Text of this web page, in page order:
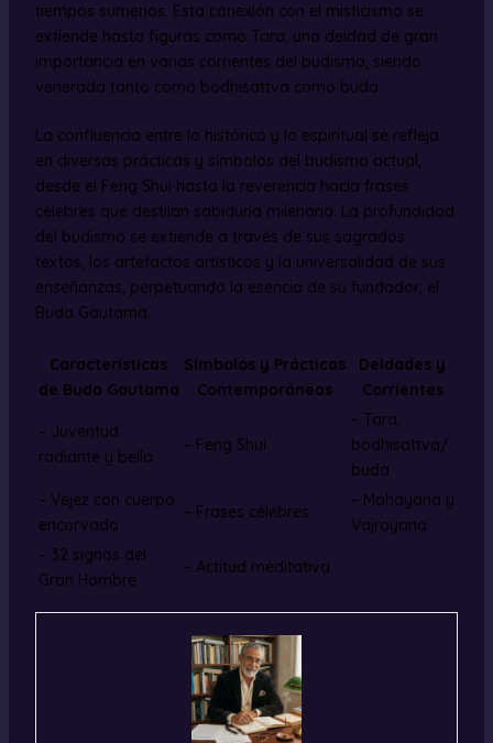
tiempos sumerios. Esta conexión con el misticismo se
extiende hasta figuras como Tara, una deidad de gran
importancia en varias corrientes del budismo, siendo
venerada tanto como bodhisattva como buda.
La confluencia entre lo histórico y lo espiritual se refleja
en diversas prácticas y símbolos del budismo actual,
desde el Feng Shui hasta la reverencia hacia frases
célebres que destilan sabiduría milenaria. La profundidad
del budismo se extiende a través de sus sagrados
textos, los artefactos artísticos y la universalidad de sus
enseñanzas, perpetuando la esencia de su fundador, el
Buda Gautama.
Características
de Buda Gautama
Símbolos y Prácticas
Contemporáneas
Deidades y
Corrientes
– Juventud
radiante y bella
– Feng Shui
– Tara,
bodhisattva/
buda
– Vejez con cuerpo
encorvado
– Frases célebres
– Mahayana y
Vajrayana
– 32 signos del
Gran Hombre
– Actitud meditativa